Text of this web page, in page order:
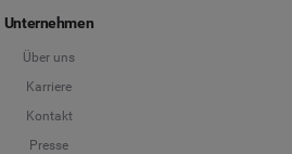
Unternehmen
Über uns
Karriere
Kontakt
Presse